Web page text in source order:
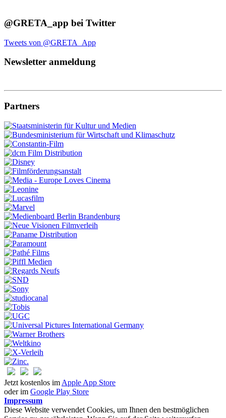
@GRETA_app bei Twitter
Tweets von @GRETA_App
Newsletter anmeldung
Partners
Jetzt kostenlos im Apple App Store
oder im Google Play Store
Impressum
Diese Website verwendet Cookies, um Ihnen den bestmöglichen